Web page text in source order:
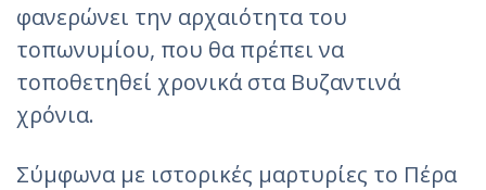
φανερώνει την αρχαιότητα του
τοπωνυμίου, που θα πρέπει να
τοποθετηθεί χρονικά στα Βυζαντινά
χρόνια.
Σύμφωνα με ιστορικές μαρτυρίες το Πέρα